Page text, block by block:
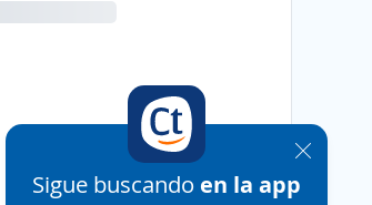
Sigue buscando en la app